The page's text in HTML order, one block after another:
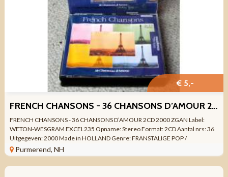
€ 5,-
FRENCH CHANSONS - 36 CHANSONS D’AMOUR 2CD 2000 ZGAN
FRENCH CHANSONS - 36 CHANSONS D’AMOUR 2CD 2000 ZGAN Label:
WETON-WESGRAM EXCEL235 Opname: Stereo Format: 2CD Aantal nrs: 36
Uitgegeven: 2000 Made in HOLLAND Genre: FRANSTALIGE POP /
CHANSONS Kwaliteit ZO GOED ALS NIEUW ...
Purmerend, NH